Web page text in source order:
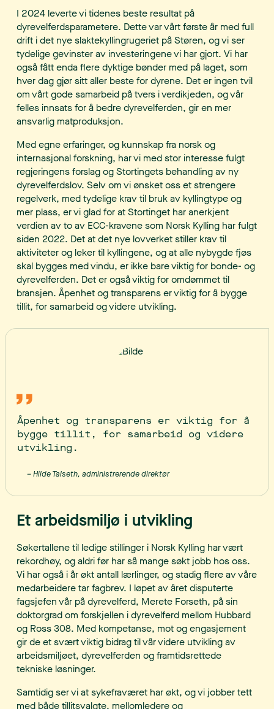
I 2024 leverte vi tidenes beste resultat på
dyrevelferdsparametere. Dette var vårt første år med full
drift i det nye slaktekyllingrugeriet på Støren, og vi ser
tydelige gevinster av investeringene vi har gjort. Vi har
også fått enda flere dyktige bønder med på laget, som
hver dag gjør sitt aller beste for dyrene. Det er ingen tvil
om vårt gode samarbeid på tvers i verdikjeden, og vår
felles innsats for å bedre dyrevelferden, gir en mer
ansvarlig matproduksjon.
Med egne erfaringer, og kunnskap fra norsk og
internasjonal forskning, har vi med stor interesse fulgt
regjeringens forslag og Stortingets behandling av ny
dyrevelferdslov. Selv om vi ønsket oss et strengere
regelverk, med tydelige krav til bruk av kyllingtype og
mer plass, er vi glad for at Stortinget har anerkjent
verdien av to av ECC-kravene som Norsk Kylling har fulgt
siden 2022. Det at det nye lovverket stiller krav til
aktiviteter og leker til kyllingene, og at alle nybygde fjøs
skal bygges med vindu, er ikke bare viktig for bonde- og
dyrevelferden. Det er også viktig for omdømmet til
bransjen. Åpenhet og transparens er viktig for å bygge
tillit, for samarbeid og videre utvikling.
Åpenhet og transparens er viktig for å
bygge tillit, for samarbeid og videre
utvikling.
– Hilde Talseth, administrerende direktør
Et arbeidsmiljø i utvikling
Søkertallene til ledige stillinger i Norsk Kylling har vært
rekordhøy, og aldri før har så mange søkt jobb hos oss.
Vi har også i år økt antall lærlinger, og stadig flere av våre
medarbeidere tar fagbrev. I løpet av året disputerte
fagsjefen vår på dyrevelferd, Merete Forseth, på sin
doktorgrad om forskjellen i dyrevelferd mellom Hubbard
og Ross 308. Med kompetanse, mot og engasjement
gir de et svært viktig bidrag til vår videre utvikling av
arbeidsmiljøet, dyrevelferden og framtidsrettede
tekniske løsninger.
Samtidig ser vi at sykefraværet har økt, og vi jobber tett
med både tillitsvalgte, mellomledere og